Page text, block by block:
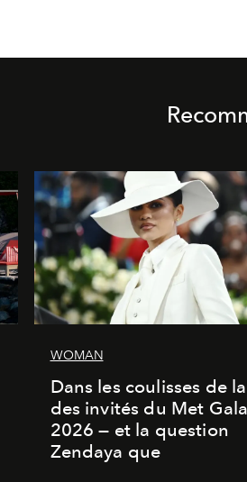
WOMAN
Dans les coulisses de
des invités du Met Gala
2026 — et la question
Zendaya que